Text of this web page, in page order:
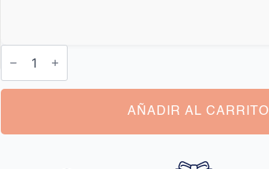
Calcetines
Personalizados
cantidad
AÑADIR AL CARRITO